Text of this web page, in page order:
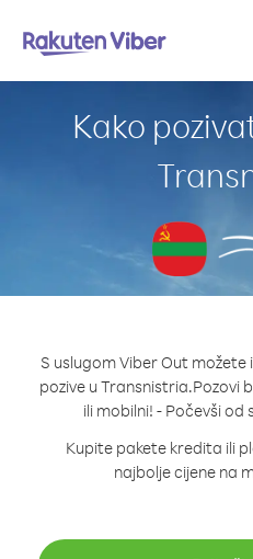
Kako
S uslugom Viber Out
pozive u Transnistria.Pozovi
ili mobilni! - Počevši od
Kupite pakete kredita ili
najbolje cijene na